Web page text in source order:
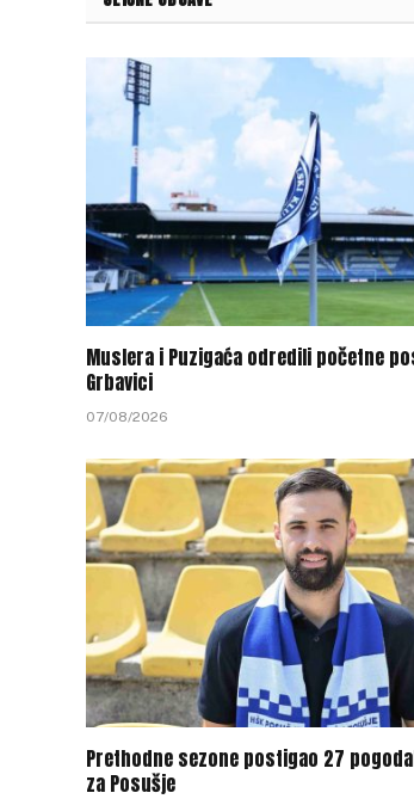
Muslera i Puzigaća odredili početne
Grbavici
07/08/2026
Prethodne sezone postigao 27
za Posušje